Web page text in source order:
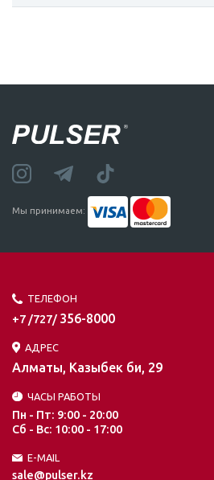
Мы принимаем:
ТЕЛЕФОН
+7 /727/ 356-8000
АДРЕС
Алматы, Казыбек би, 29
ЧАСЫ РАБОТЫ
Пн - Пт: 9:00 - 20:00
Сб - Вс: 10:00 - 17:00
E-MAIL
sale@pulser.kz